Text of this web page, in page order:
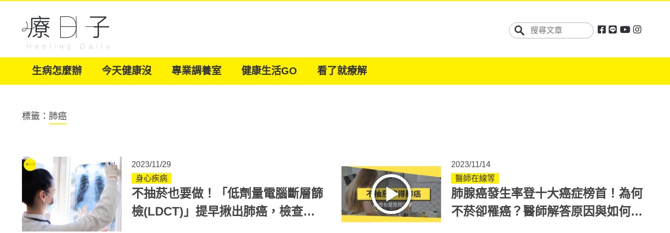
生病怎麼辦 今天健康沒 專業調養室 健康生活GO 看了就療解
標籤： 肺癌
2023/11/29
身心疾病
不抽菸也要做！「低劑量電腦斷層篩
檢(LDCT)」提早揪出肺癌，檢查前
2023/11/14
醫師在線等
肺腺癌發生率登十大癌症榜首！為何
不菸卻罹癌？醫師解答原因與如何預